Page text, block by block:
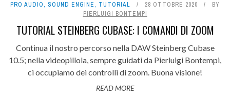
PRO AUDIO, SOUND ENGINE, TUTORIAL 28 OTTOBRE 2020
BY
PIERLUIGI BONTEMPI
TUTORIAL STEINBERG CUBASE: I COMANDI DI ZOOM
Continua il nostro percorso nella DAW Steinberg Cubase
10.5; nella videopillola, sempre guidati da Pierluigi Bontempi,
ci occupiamo dei controlli di zoom. Buona visione!
READ MORE